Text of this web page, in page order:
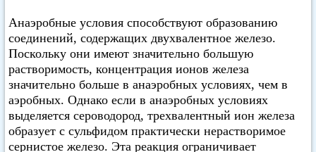
Анаэробные условия способствуют образованию
соединений, содержащих двухвалентное железо.
Поскольку они имеют значительно большую
растворимость, концентрация ионов железа
значительно больше в анаэробных условиях, чем в
аэробных. Однако если в анаэробных условиях
выделяется сероводород, трехвалентный ион железа
образует с сульфидом практически нерастворимое
сернистое железо. Эта реакция ограничивает